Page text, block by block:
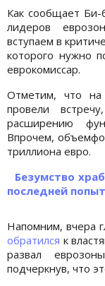
Как сообщает Би-
лидеров
вступаем в
которого нужно
еврокомиссар.
Отметим, что на
провели
расширению
Впрочем,
триллиона евро.
Безумство
последней
Напомним, вчера
обратился к
развал
подчеркнув, что